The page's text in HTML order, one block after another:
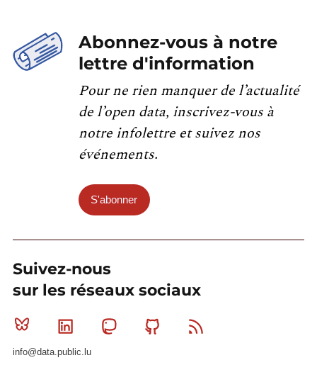
Abonnez-vous à notre
lettre d'information
Pour ne rien manquer de l’actualité
de l’open data, inscrivez-vous à
notre infolettre et suivez nos
événements.
S'abonner
Suivez-nous
sur les réseaux sociaux
Bluesky Linkedin MastodonGithub
info@data.public.lu